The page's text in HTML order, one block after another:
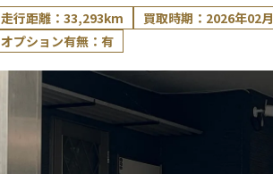
走行距離：33,293km
買取時期：2026年02月
オプション有無：有